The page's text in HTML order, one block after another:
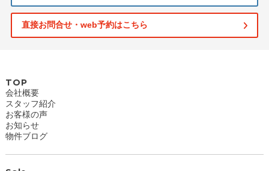
直接お問合せ・web予約はこちら
TOP
会社概要
スタッフ紹介
お客様の声
お知らせ
物件ブログ